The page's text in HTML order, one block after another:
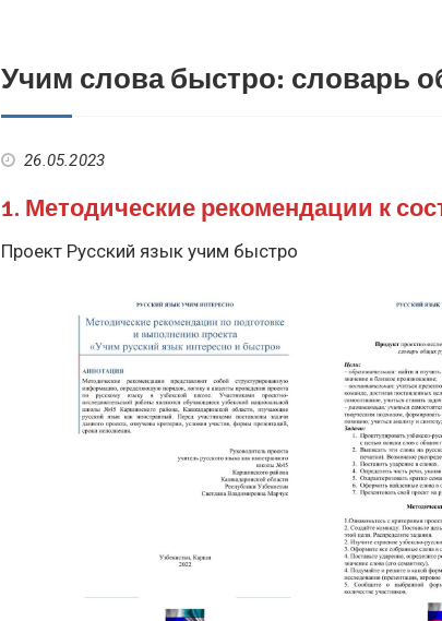
Учим слова быстро: словарь
26.05.2023
1. Методические рекомендации к
Проект Русский язык учим быстро